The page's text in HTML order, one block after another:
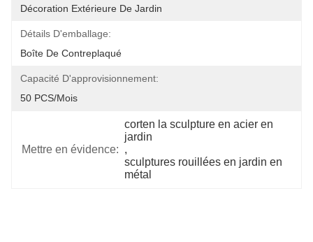
Décoration Extérieure De Jardin
Détails D'emballage:
Boîte De Contreplaqué
Capacité D'approvisionnement:
50 PCS/mois
Mettre en évidence:
corten la sculpture en acier en
jardin
,
sculptures rouillées en jardin en
métal